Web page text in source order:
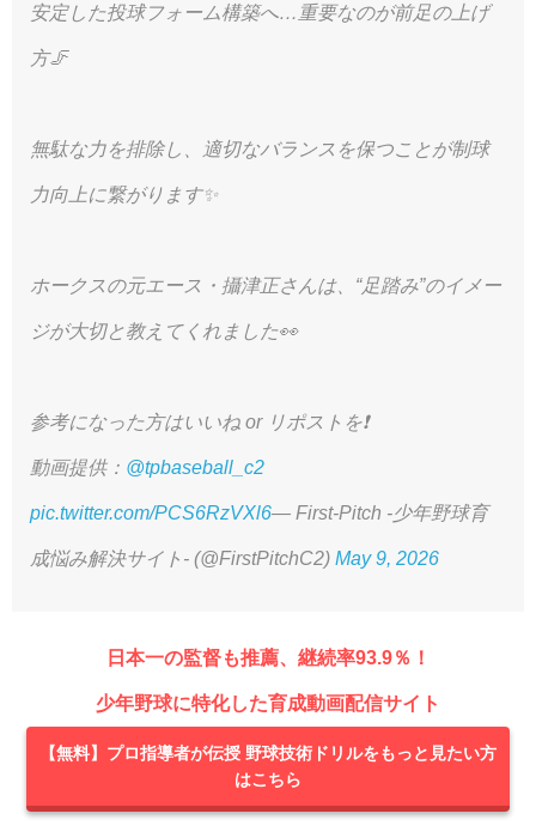
安定した投球フォーム構築へ…重要なのが前足の上げ
方🦵
無駄な力を排除し、適切なバランスを保つことが制球
力向上に繋がります✨
ホークスの元エース・攝津正さんは、“足踏み”のイメー
ジが大切と教えてくれました👀
参考になった方はいいね or リポストを❗️
動画提供： @tpbaseball_c2
pic.twitter.com/PCS6RzVXl6— First-Pitch -少年野球育
成悩み解決サイト- (@FirstPitchC2) May 9, 2026
日本一の監督も推薦、継続率93.9％！
少年野球に特化した育成動画配信サイト
【無料】プロ指導者が伝授 野球技術ドリルをもっと見たい方
はこちら